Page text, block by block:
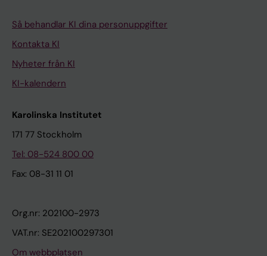
Så behandlar KI dina personuppgifter
Kontakta KI
Nyheter från KI
KI-kalendern
Karolinska Institutet
171 77 Stockholm
Tel: 08-524 800 00
Fax: 08-31 11 01
Org.nr: 202100-2973
VAT.nr: SE202100297301
Om webbplatsen